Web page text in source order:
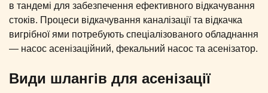
в тандемі для забезпечення ефективного відкачування
стоків. Процеси відкачування каналізації та відкачка
вигрібної ями потребують спеціалізованого обладнання
— насос асенізаційний, фекальний насос та асенізатор.
Види шлангів для асенізації